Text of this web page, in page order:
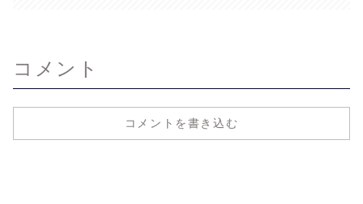
コメント
コメントを書き込む